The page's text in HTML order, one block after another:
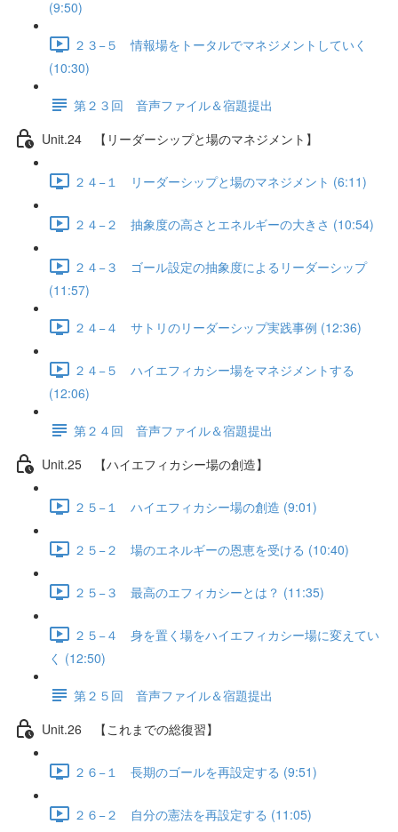
(9:50)
２３−５ 情報場をトータルでマネジメントしていく
(10:30)
第２３回 音声ファイル＆宿題提出
Unit.24 【リーダーシップと場のマネジメント】
２４−１ リーダーシップと場のマネジメント (6:11)
２４−２ 抽象度の高さとエネルギーの大きさ (10:54)
２４−３ ゴール設定の抽象度によるリーダーシップ
(11:57)
２４−４ サトリのリーダーシップ実践事例 (12:36)
２４−５ ハイエフィカシー場をマネジメントする
(12:06)
第２４回 音声ファイル＆宿題提出
Unit.25 【ハイエフィカシー場の創造】
２５−１ ハイエフィカシー場の創造 (9:01)
２５−２ 場のエネルギーの恩恵を受ける (10:40)
２５−３ 最高のエフィカシーとは？ (11:35)
２５−４ 身を置く場をハイエフィカシー場に変えてい
く (12:50)
第２５回 音声ファイル＆宿題提出
Unit.26 【これまでの総復習】
２６−１ 長期のゴールを再設定する (9:51)
２６−２ 自分の憲法を再設定する (11:05)